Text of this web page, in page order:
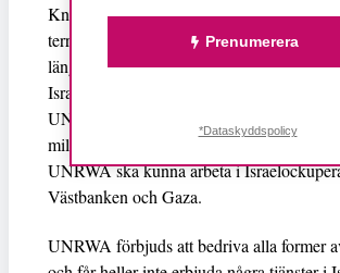
Knesset röstade för att klassificera
terrororganisation och israeliska
längre ha några diplomatiska förbindelser
Israel kommer därmed inte att utfärda
UNRWA:s medarbetare eller tillåta
militären, vilket i dagsläget är en
UNRWA ska kunna arbeta i
Västbanken och Gaza.
UNRWA förbjuds att bedriva alla former
Prenumerera
*Dataskyddspolicy